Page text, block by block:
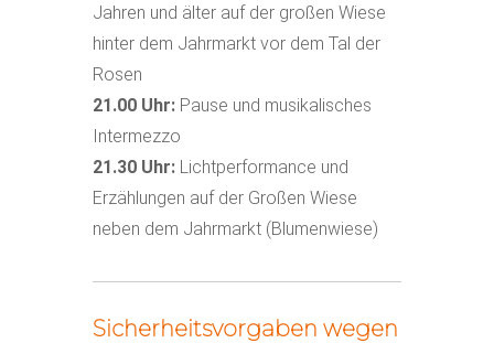
Jahren und älter auf der großen Wiese
hinter dem Jahrmarkt vor dem Tal der
Rosen
21.00 Uhr: Pause und musikalisches
Intermezzo
21.30 Uhr: Lichtperformance und
Erzählungen auf der Großen Wiese
neben dem Jahrmarkt (Blumenwiese)
Sicherheitsvorgaben wegen